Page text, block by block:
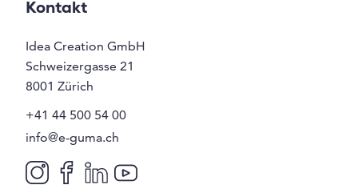
Kontakt
Idea Creation GmbH
Schweizergasse 21
8001 Zürich
+41 44 500 54 00
info@e-guma.ch